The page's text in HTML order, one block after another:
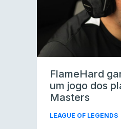
FlameHard
um jogo dos
Masters
LEAGUE OF LEGENDS